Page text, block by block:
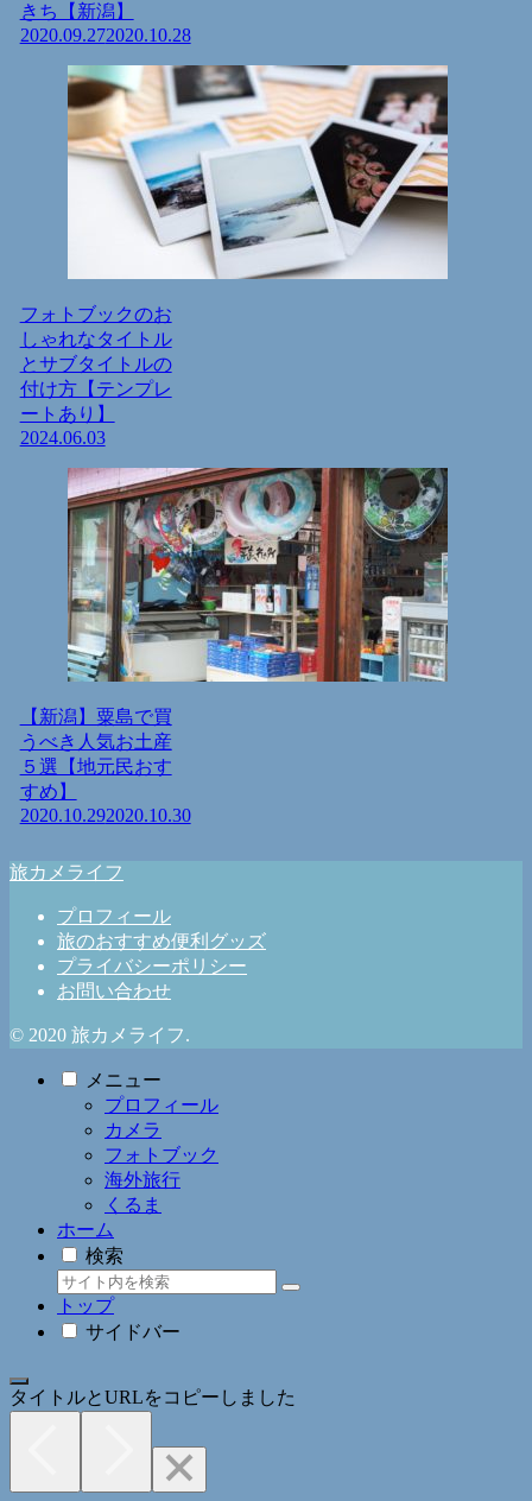
きち【新潟】
2020.09.272020.10.28
フォトブックのお
しゃれなタイトル
とサブタイトルの
付け方【テンプレ
ートあり】
2024.06.03
【新潟】粟島で買
うべき人気お土産
５選【地元民おす
すめ】
2020.10.292020.10.30
旅カメライフ
プロフィール
旅のおすすめ便利グッズ
プライバシーポリシー
お問い合わせ
© 2020 旅カメライフ.
メニュー
プロフィール
カメラ
フォトブック
海外旅行
くるま
ホーム
検索
トップ
サイドバー
タイトルとURLをコピーしました